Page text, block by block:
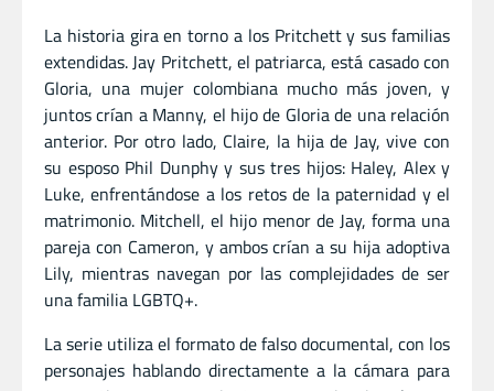
La historia gira en torno a los Pritchett y sus familias
extendidas. Jay Pritchett, el patriarca, está casado con
Gloria, una mujer colombiana mucho más joven, y
juntos crían a Manny, el hijo de Gloria de una relación
anterior. Por otro lado, Claire, la hija de Jay, vive con
su esposo Phil Dunphy y sus tres hijos: Haley, Alex y
Luke, enfrentándose a los retos de la paternidad y el
matrimonio. Mitchell, el hijo menor de Jay, forma una
pareja con Cameron, y ambos crían a su hija adoptiva
Lily, mientras navegan por las complejidades de ser
una familia LGBTQ+.
La serie utiliza el formato de falso documental, con los
personajes hablando directamente a la cámara para